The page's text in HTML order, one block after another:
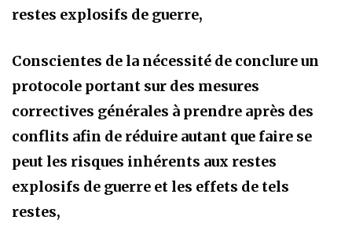
restes explosifs de guerre,
Conscientes de la nécessité de conclure un
protocole portant sur des mesures
correctives générales à prendre après des
conflits afin de réduire autant que faire se
peut les risques inhérents aux restes
explosifs de guerre et les effets de tels
restes,